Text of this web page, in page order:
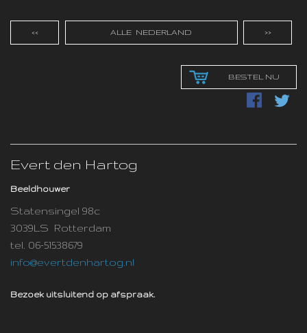
<< ALLE NEDERLAND >>
BESTEL NU
Evert den Hartog
Beeldhouwer
Statensingel 98c
3039LS Rotterdam
tel. 06-51538679
info@evertdenhartog.nl
Bezoek uitsluitend op afspraak.